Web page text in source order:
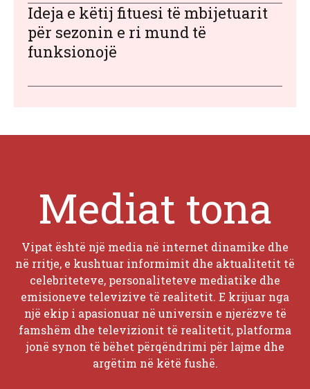
Ideja e këtij fituesi të mbijetuarit
për sezonin e ri mund të
funksionojë
Mediat tona
Vipat është një media në internet dinamike dhe
në rritje, e kushtuar informimit dhe aktualitetit të
celebriteteve, personaliteteve mediatike dhe
emisioneve televizive të realitetit. E krijuar nga
një ekip i apasionuar në universin e njerëzve të
famshëm dhe televizionit të realitetit, platforma
jonë synon të bëhet përqëndrimi për lajme dhe
argëtim në këtë fushë.